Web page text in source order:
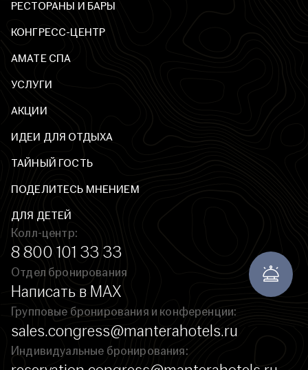
РЕСТОРАНЫ И БАРЫ
КОНГРЕСС-ЦЕНТР
AМАТЕ СПА
УСЛУГИ
АКЦИИ
ИДЕИ ДЛЯ ОТДЫХА
ТАЙНЫЙ ГОСТЬ
ПОДЕЛИТЕСЬ МНЕНИЕМ
ДЛЯ ДЕТЕЙ
Колл-центр:
8 800 101 33 33
Отдел бронирования
Написать в MAX
Групповые бронирования и конференции:
sales.congress@manterahotels.ru
Индивидуальные бронирования: